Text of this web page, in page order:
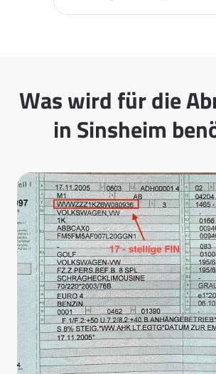
Was wird für die
in Sinsheim